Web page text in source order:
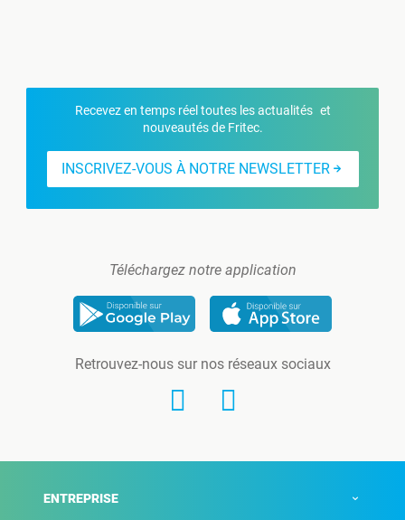
Recevez en temps réel toutes les actualités et
nouveautés de Fritec.
INSCRIVEZ-VOUS À NOTRE NEWSLETTER
Téléchargez notre application
Retrouvez-nous sur nos réseaux sociaux
ENTREPRISE